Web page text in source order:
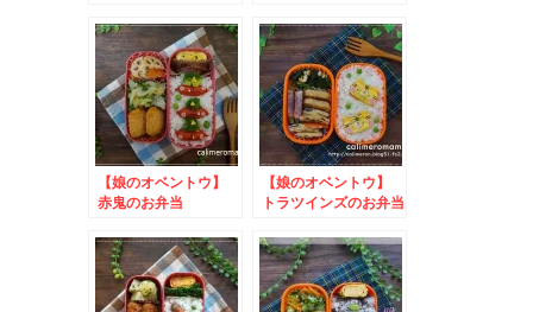
【娘のオベントウ】
赤鬼のお弁当
【娘のオベントウ】
トラツインズのお弁当